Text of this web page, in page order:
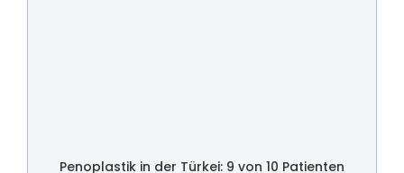
Penoplastik in der Türkei: 9 von 10 Patienten